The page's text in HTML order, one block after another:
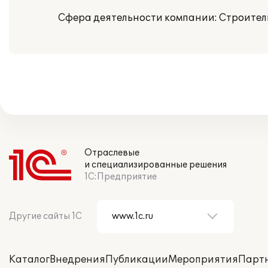
Сфера деятельности компании:
Отраслевые
и специализированные решения
1С:Предприятие
Другие сайты 1С
КаталогВнедренияПубликацииМероприятия